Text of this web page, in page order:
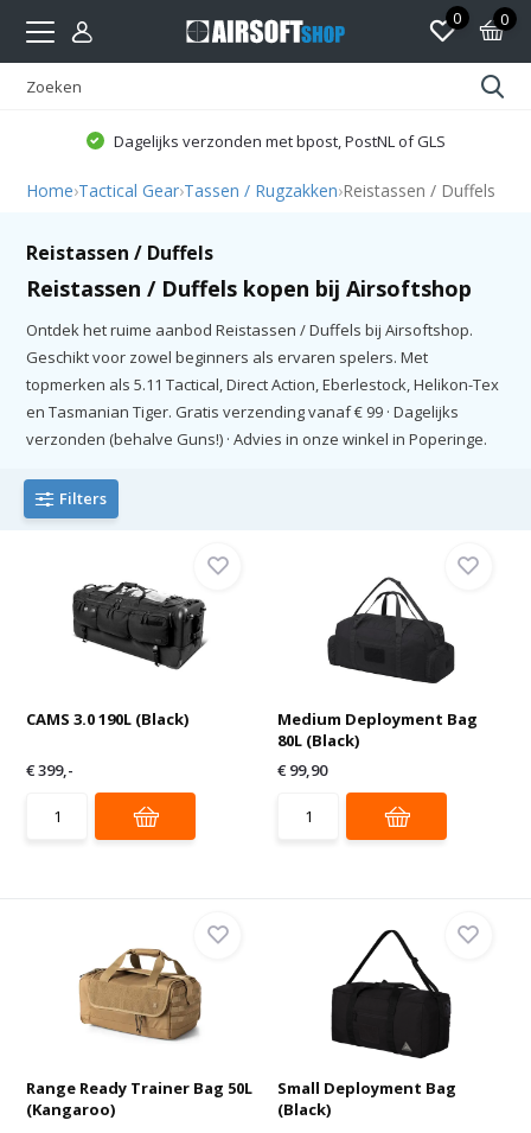
0 0
Dagelijks verzonden met bpost, PostNL of GLS
Home›Tactical Gear›Tassen / Rugzakken›Reistassen / Duffels
Reistassen / Duffels
Reistassen / Duffels kopen bij Airsoftshop
Ontdek het ruime aanbod Reistassen / Duffels bij Airsoftshop.
Geschikt voor zowel beginners als ervaren spelers. Met
topmerken als 5.11 Tactical, Direct Action, Eberlestock, Helikon-Tex
en Tasmanian Tiger. Gratis verzending vanaf € 99 · Dagelijks
verzonden (behalve Guns!) · Advies in onze winkel in Poperinge.
Filters
CAMS 3.0 190L (Black)
€ 399,-
Medium Deployment Bag
80L (Black)
€ 99,90
Range Ready Trainer Bag 50L
(Kangaroo)
Small Deployment Bag
(Black)